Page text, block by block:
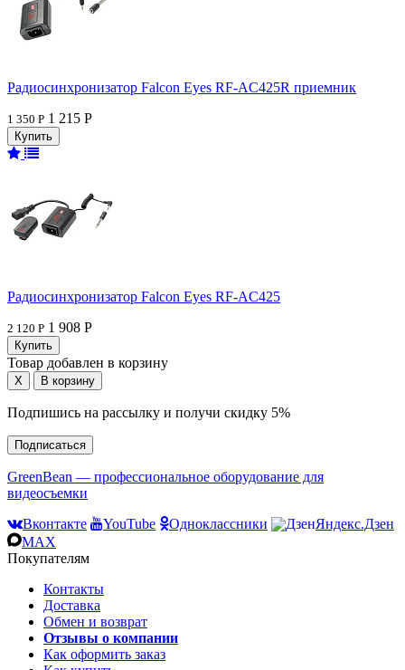
Радиосинхронизатор Falcon Eyes RF-AC425R приемник
1 350 Р 1 215 Р
Радиосинхронизатор Falcon Eyes RF-AC425
2 120 Р 1 908 Р
Товар добавлен в корзину
Подпишись на рассылку и получи скидку 5%
Подписаться
GreenBean — профессиональное оборудование для
видеосъемки
Вконтакте
YouTube Одноклассники
Яндекс.Дзен
MAX
Покупателям
Контакты
Доставка
Обмен и возврат
Отзывы о компании
Как оформить заказ